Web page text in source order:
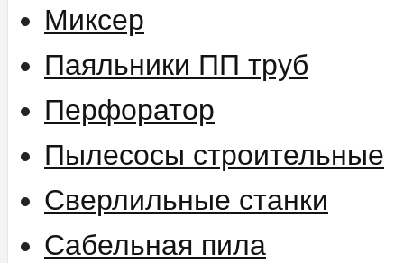
Миксер
Паяльники ПП труб
Перфоратор
Пылесосы строительные
Сверлильные станки
Сабельная пила